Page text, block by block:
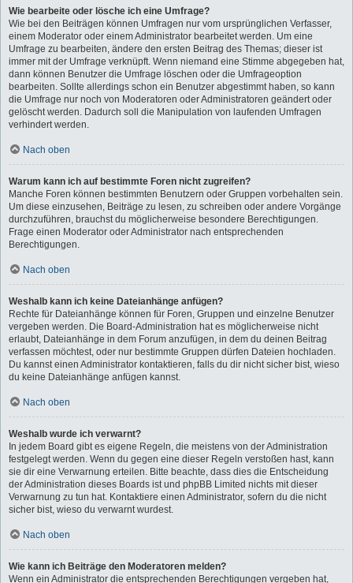
Wie bearbeite oder lösche ich eine Umfrage?
Wie bei den Beiträgen können Umfragen nur vom ursprünglichen Verfasser,
einem Moderator oder einem Administrator bearbeitet werden. Um eine
Umfrage zu bearbeiten, ändere den ersten Beitrag des Themas; dieser ist
immer mit der Umfrage verknüpft. Wenn niemand eine Stimme abgegeben hat,
dann können Benutzer die Umfrage löschen oder die Umfrageoption
bearbeiten. Sollte allerdings schon ein Benutzer abgestimmt haben, so kann
die Umfrage nur noch von Moderatoren oder Administratoren geändert oder
gelöscht werden. Dadurch soll die Manipulation von laufenden Umfragen
verhindert werden.
Nach oben
Warum kann ich auf bestimmte Foren nicht zugreifen?
Manche Foren können bestimmten Benutzern oder Gruppen vorbehalten sein.
Um diese einzusehen, Beiträge zu lesen, zu schreiben oder andere Vorgänge
durchzuführen, brauchst du möglicherweise besondere Berechtigungen.
Frage einen Moderator oder Administrator nach entsprechenden
Berechtigungen.
Nach oben
Weshalb kann ich keine Dateianhänge anfügen?
Rechte für Dateianhänge können für Foren, Gruppen und einzelne Benutzer
vergeben werden. Die Board-Administration hat es möglicherweise nicht
erlaubt, Dateianhänge in dem Forum anzufügen, in dem du deinen Beitrag
verfassen möchtest, oder nur bestimmte Gruppen dürfen Dateien hochladen.
Du kannst einen Administrator kontaktieren, falls du dir nicht sicher bist, wieso
du keine Dateianhänge anfügen kannst.
Nach oben
Weshalb wurde ich verwarnt?
In jedem Board gibt es eigene Regeln, die meistens von der Administration
festgelegt werden. Wenn du gegen eine dieser Regeln verstoßen hast, kann
sie dir eine Verwarnung erteilen. Bitte beachte, dass dies die Entscheidung
der Administration dieses Boards ist und phpBB Limited nichts mit dieser
Verwarnung zu tun hat. Kontaktiere einen Administrator, sofern du die nicht
sicher bist, wieso du verwarnt wurdest.
Nach oben
Wie kann ich Beiträge den Moderatoren melden?
Wenn ein Administrator die entsprechenden Berechtigungen vergeben hat,